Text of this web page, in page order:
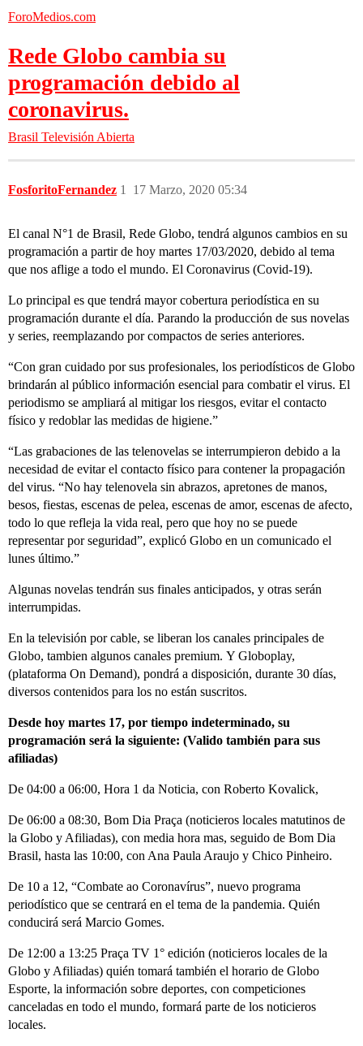
ForoMedios.com
Rede Globo cambia su
programación debido al
coronavirus.
Brasil Televisión Abierta
FosforitoFernandez 17 Marzo, 2020 05:34
1
El canal N°1 de Brasil, Rede Globo, tendrá algunos cambios en su
programación a partir de hoy martes 17/03/2020, debido al tema
que nos aflige a todo el mundo. El Coronavirus (Covid-19).
Lo principal es que tendrá mayor cobertura periodística en su
programación durante el día. Parando la producción de sus novelas
y series, reemplazando por compactos de series anteriores.
“Con gran cuidado por sus profesionales, los periodísticos de Globo
brindarán al público información esencial para combatir el virus. El
periodismo se ampliará al mitigar los riesgos, evitar el contacto
físico y redoblar las medidas de higiene.”
“Las grabaciones de las telenovelas se interrumpieron debido a la
necesidad de evitar el contacto físico para contener la propagación
del virus. “No hay telenovela sin abrazos, apretones de manos,
besos, fiestas, escenas de pelea, escenas de amor, escenas de afecto,
todo lo que refleja la vida real, pero que hoy no se puede
representar por seguridad”, explicó Globo en un comunicado el
lunes último.”
Algunas novelas tendrán sus finales anticipados, y otras serán
interrumpidas.
En la televisión por cable, se liberan los canales principales de
Globo, tambien algunos canales premium. Y Globoplay,
(plataforma On Demand), pondrá a disposición, durante 30 días,
diversos contenidos para los no están suscritos.
Desde hoy martes 17, por tiempo indeterminado, su
programación será la siguiente: (Valido también para sus
afiliadas)
De 04:00 a 06:00, Hora 1 da Noticia, con Roberto Kovalick,
De 06:00 a 08:30, Bom Dia Praça (noticieros locales matutinos de
la Globo y Afiliadas), con media hora mas, seguido de Bom Dia
Brasil, hasta las 10:00, con Ana Paula Araujo y Chico Pinheiro.
De 10 a 12, “Combate ao Coronavírus”, nuevo programa
periodístico que se centrará en el tema de la pandemia. Quién
conducirá será Marcio Gomes.
De 12:00 a 13:25 Praça TV 1° edición (noticieros locales de la
Globo y Afiliadas) quién tomará también el horario de Globo
Esporte, la información sobre deportes, con competiciones
canceladas en todo el mundo, formará parte de los noticieros
locales.